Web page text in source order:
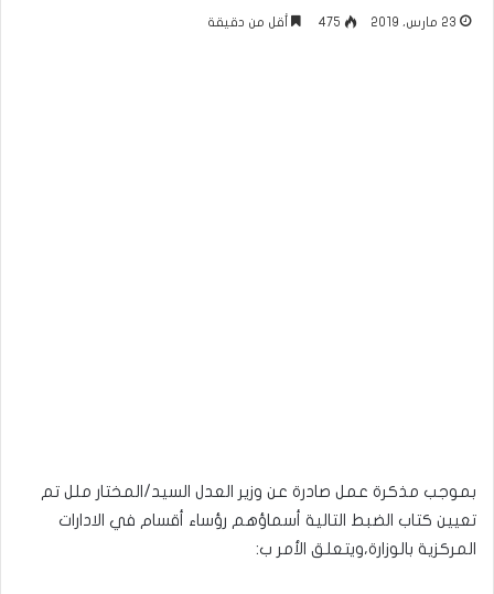
23 مارس، 2019 475 أقل من دقيقة
بموجب مذكرة عمل صادرة عن وزير العدل السيد/المختار ملل تم
تعيين كتاب الضبط التالية أسماؤهم رؤساء أقسام في الادارات
المركزية بالوزارة،ويتعلق الأمر ب: